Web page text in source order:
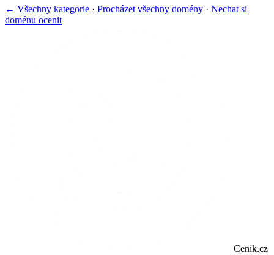
← Všechny kategorie · Procházet všechny domény · Nechat si
doménu ocenit
Cenik.cz